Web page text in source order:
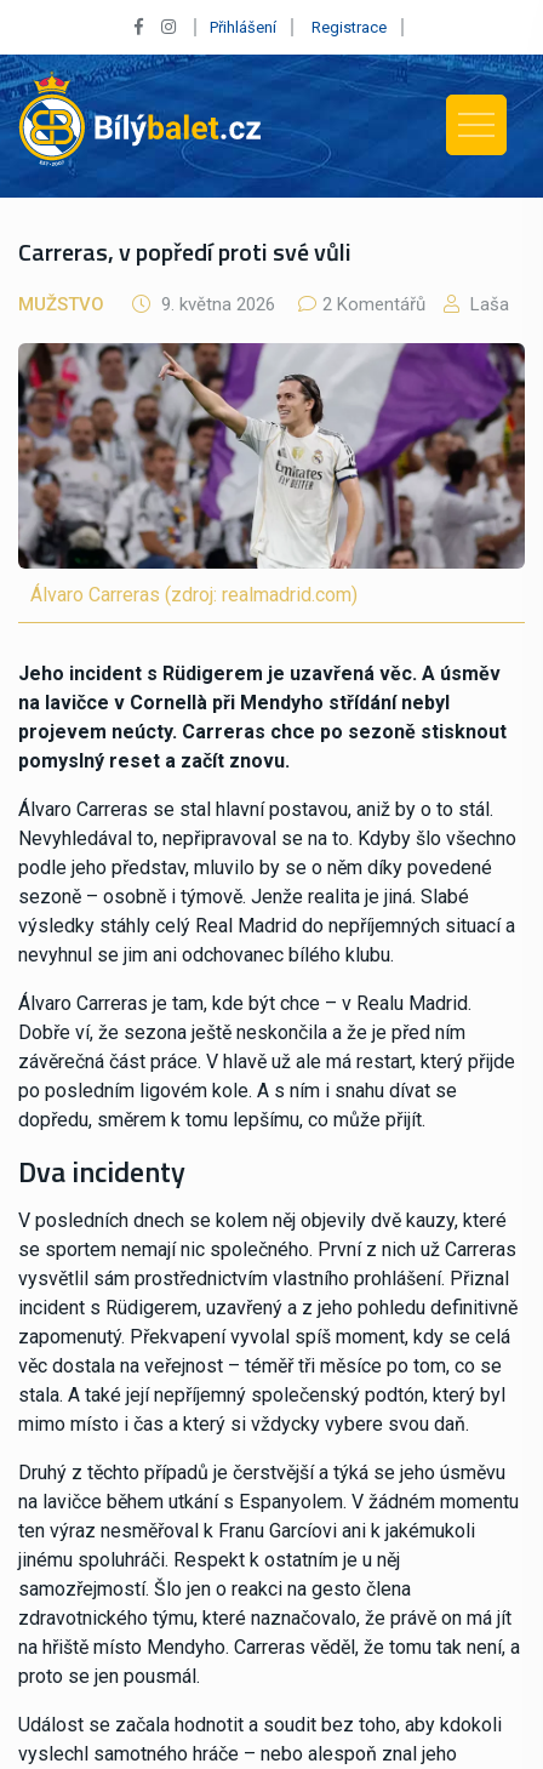
Přihlášení Registrace
Carreras, v popředí proti své vůli
MUŽSTVO 9. května 2026 2 Komentářů Laša
Álvaro Carreras (zdroj: realmadrid.com)
Jeho incident s Rüdigerem je uzavřená věc. A úsměv
na lavičce v Cornellà při Mendyho střídání nebyl
projevem neúcty. Carreras chce po sezoně stisknout
pomyslný reset a začít znovu.
Álvaro Carreras se stal hlavní postavou, aniž by o to stál.
Nevyhledával to, nepřipravoval se na to. Kdyby šlo všechno
podle jeho představ, mluvilo by se o něm díky povedené
sezoně – osobně i týmově. Jenže realita je jiná. Slabé
výsledky stáhly celý Real Madrid do nepříjemných situací a
nevyhnul se jim ani odchovanec bílého klubu.
Álvaro Carreras je tam, kde být chce – v Realu Madrid.
Dobře ví, že sezona ještě neskončila a že je před ním
závěrečná část práce. V hlavě už ale má restart, který přijde
po posledním ligovém kole. A s ním i snahu dívat se
dopředu, směrem k tomu lepšímu, co může přijít.
Dva incidenty
V posledních dnech se kolem něj objevily dvě kauzy, které
se sportem nemají nic společného. První z nich už Carreras
vysvětlil sám prostřednictvím vlastního prohlášení. Přiznal
incident s Rüdigerem, uzavřený a z jeho pohledu definitivně
zapomenutý. Překvapení vyvolal spíš moment, kdy se celá
věc dostala na veřejnost – téměř tři měsíce po tom, co se
stala. A také její nepříjemný společenský podtón, který byl
mimo místo i čas a který si vždycky vybere svou daň.
Druhý z těchto případů je čerstvější a týká se jeho úsměvu
na lavičce během utkání s Espanyolem. V žádném momentu
ten výraz nesměřoval k Franu Garcíovi ani k jakémukoli
jinému spoluhráči. Respekt k ostatním je u něj
samozřejmostí. Šlo jen o reakci na gesto člena
zdravotnického týmu, které naznačovalo, že právě on má jít
na hřiště místo Mendyho. Carreras věděl, že tomu tak není, a
proto se jen pousmál.
Událost se začala hodnotit a soudit bez toho, aby kdokoli
vyslechl samotného hráče – nebo alespoň znal jeho